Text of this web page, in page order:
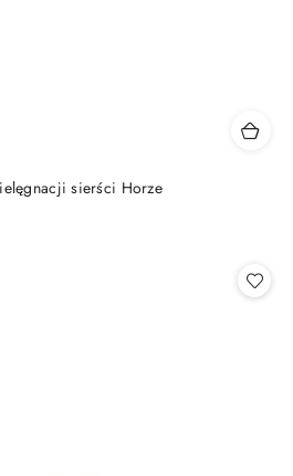
sierści Horze